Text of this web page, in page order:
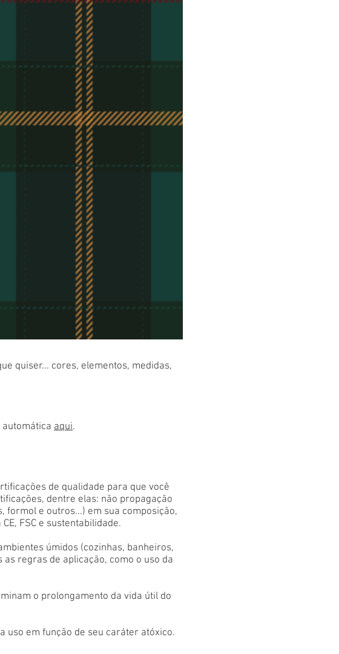
quiser... cores, elementos, medidas,
aqui.
de qualidade para que você
dentre elas: não propagação
formol e outros...) em sua composição,
FSC e sustentabilidade.
úmidos (cozinhas, banheiros,
regras de aplicação, como o uso da
o prolongamento da vida útil do
uso em função de seu caráter atóxico.